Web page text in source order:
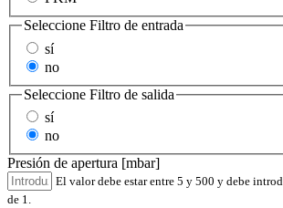
Seleccione Filtro de entrada
sí
no
Seleccione Filtro de salida
sí
no
Presión de apertura [mbar]
El valor debe estar entre 5 y 500 y debe
de 1.